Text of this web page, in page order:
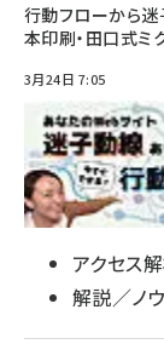
行動フローから迷
本印刷・田口式ミ
3月24日 7:05
アクセス
解説／ノ